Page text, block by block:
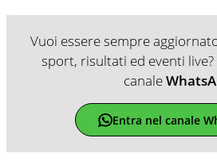
Vuoi essere sempre
sport, risultati ed eventi
canale
Entra nel canale